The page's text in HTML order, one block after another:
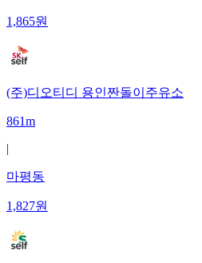
1,865원
(주)디오티디 용인짠돌이주유소
861m
|
마평동
1,827원